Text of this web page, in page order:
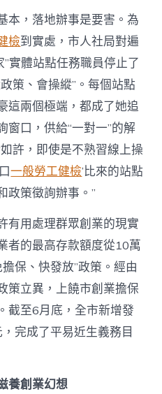
本，落地辦事是要害。為
檢到實處，市人社局對遍
實體站點任務職員停止了
策、會操縱”。每個站點
這兩個極端，都成了她追
窗口，供給“一對一”的解
許，即使是不熟習線上操
一般勞工健檢’比來的站點
政策徵詢辦事。”
有用處理群眾創業的現實
者的最高存款額度從10萬
保、快發放”政策。經由
策立異，上饒市創業擔保
截至6月底，全市新增發
完成了平易近生義務目
養創業幻想